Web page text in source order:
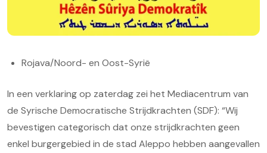
Rojava/Noord- en Oost-Syrië
In een verklaring op zaterdag zei het Mediacentrum van
de Syrische Democratische Strijdkrachten (SDF): “Wij
bevestigen categorisch dat onze strijdkrachten geen
enkel burgergebied in de stad Aleppo hebben aangevallen